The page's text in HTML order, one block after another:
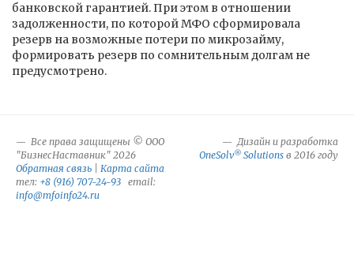
банковской гарантией. При этом в отношении
задолженности, по которой МФО сформировала
резерв на возможные потери по микрозайму,
формировать резерв по сомнительным долгам не
предусмотрено.
Все права защищены © ООО
"БизнесНаставник" 2026
Обратная связь
Карта сайта
тел: +8 (916) 707-24-93 email:
info@mfoinfo24.ru
Дизайн и разработка
OneSolv® Solutions в 2016 году